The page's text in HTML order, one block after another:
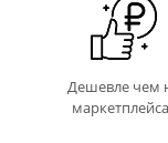
Дешевле чем